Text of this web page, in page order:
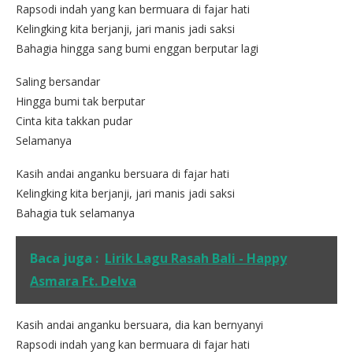
Rapsodi indah yang kan bermuara di fajar hati
Kelingking kita berjanji, jari manis jadi saksi
Bahagia hingga sang bumi enggan berputar lagi
Saling bersandar
Hingga bumi tak berputar
Cinta kita takkan pudar
Selamanya
Kasih andai anganku bersuara di fajar hati
Kelingking kita berjanji, jari manis jadi saksi
Bahagia tuk selamanya
Baca juga : Lirik Lagu Rasah Bali - Happy
Asmara Ft. Delva
Kasih andai anganku bersuara, dia kan bernyanyi
Rapsodi indah yang kan bermuara di fajar hati